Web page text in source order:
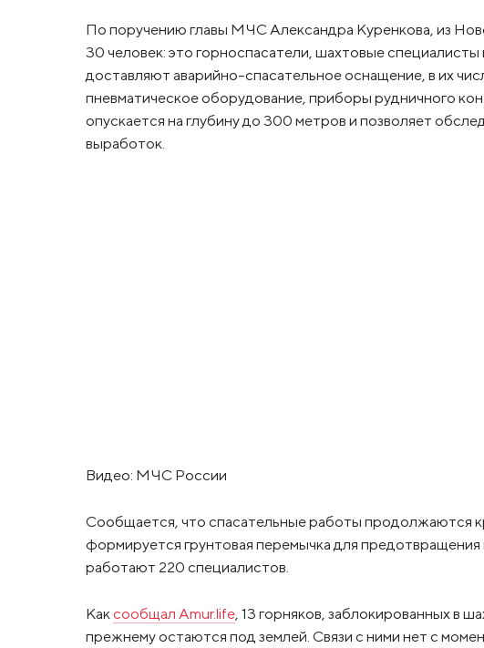
По поручению главы МЧС Александра Куренкова, из
30 человек: это горноспасатели, шахтовые
доставляют аварийно-спасательное оснащение, в их
пневматическое оборудование, приборы рудничного
опускается на глубину до 300 метров и позволяет
выработок.
Видео: МЧС России
Сообщается, что спасательные работы продолжаются
️формируется грунтовая перемычка для предотвращения
работают 220 специалистов.
Как сообщал Amur.life, 13 горняков, заблокированных в
прежнему остаются под землей. Связи с ними нет с